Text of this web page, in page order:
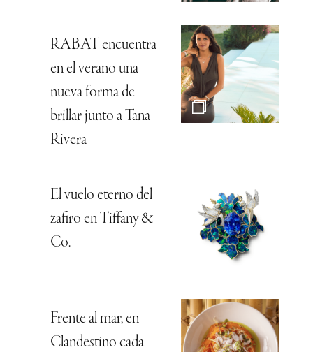
RABAT encuentra
en el verano una
nueva forma de
brillar junto a Tana
Rivera
El vuelo eterno del
zafiro en Tiffany &
Co.
Frente al mar, en
Clandestino cada